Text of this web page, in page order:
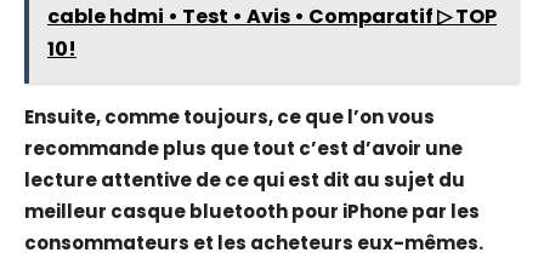
cable hdmi • Test • Avis • Comparatif ▷ TOP
10!
Ensuite, comme toujours, ce que l’on vous
recommande plus que tout c’est d’avoir une
lecture attentive de ce qui est dit au sujet du
meilleur casque bluetooth pour iPhone par les
consommateurs et les acheteurs eux-mêmes.